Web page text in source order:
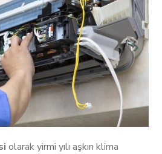
olarak yirmi yılı aşkın klima